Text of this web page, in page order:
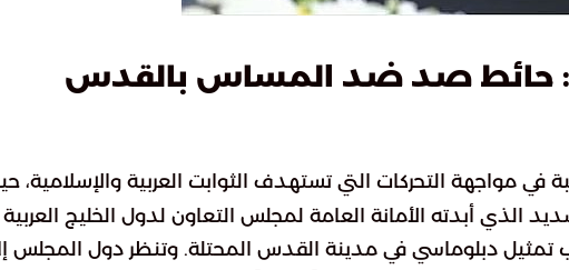
حائط صد ضد المساس بالقدس
في مواجهة التحركات التي تستهدف الثوابت العربية والإسلامية،
الذي أبدته الأمانة العامة لمجلس التعاون لدول الخليج العربية
تمثيل دبلوماسي في مدينة القدس المحتلة. وتنظر دول المجلس